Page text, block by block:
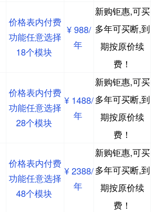
价格表内付费
功能任意选择
18个模块
¥ 988/
年
新购钜惠,可买
多年可买断,到
期按原价续
费！
价格表内付费
功能任意选择
28个模块
¥ 1488/
年
新购钜惠,可买
多年可买断,到
期按原价续
费！
价格表内付费
功能任意选择
48个模块
¥ 2388/
年
新购钜惠,可买
多年可买断,到
期按原价续
费！